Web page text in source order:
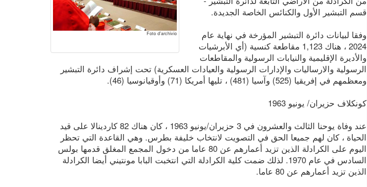
Foto d'archivio
قسم التبشير الأول والكنائس الخاصة الجديدة.
وفقا لبيانات دائرة التبشير المؤرخة في نهاية عام
2024 ، هناك 1,123 مقاطعة كنسية (أي الأبرشيات
والأديرة الإقليمية والنيابات الرسولية والمقاطعات
الرسولية والارساليات والإدارات الرسولية والعيادات العسكرية) تحت إشراف دائرة التبشير
ومعظمهم في إفريقيا (525) وآسيا (481) ، تليها أمريكا (71) وأوقيانوسيا (46).
كونكلاف حزيران/ يونيو 1963
عند وفاة يوحنا الثالث والعشرون في 3 حزيران/يونيو 1963 ، كان هناك 82 كاردينالا على قيد
الحياة ، كان لهم جميعا الحق في التصويت لانتخاب خليفة بطرس. وهي القاعدة التي تحظر
اليوم على الكرادلة الذين تزيد أعمارهم عن 80 عاما من دخول المجمع المغلق قدمها بولس
السادس في عام 1970. لذلك ضمت كلية الكرادلة التي انتخبت البابا مونتيني أيضا الكرادلة
الذين تزيد أعمارهم عن 80 عاما.